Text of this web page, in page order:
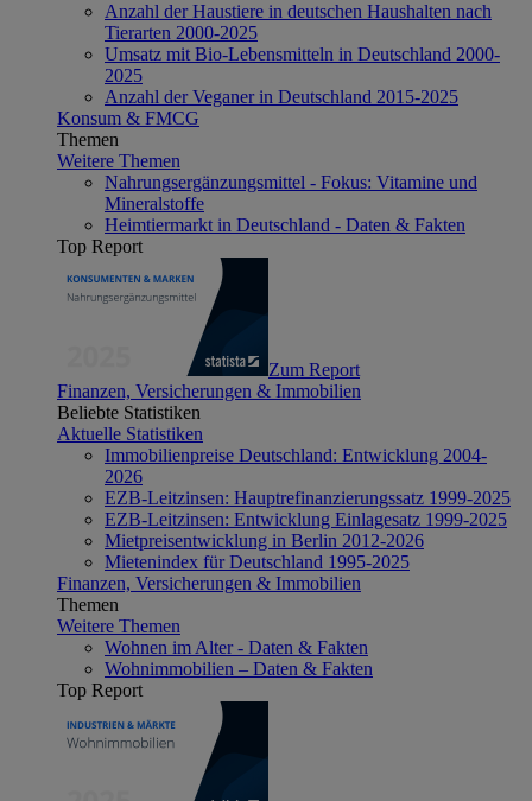
Anzahl der Haustiere in deutschen Haushalten nach
Tierarten 2000-2025
Umsatz mit Bio-Lebensmitteln in Deutschland 2000-
2025
Anzahl der Veganer in Deutschland 2015-2025
Konsum & FMCG
Themen
Weitere Themen
Nahrungsergänzungsmittel - Fokus: Vitamine und
Mineralstoffe
Heimtiermarkt in Deutschland - Daten & Fakten
Top Report
Zum Report
Finanzen, Versicherungen & Immobilien
Beliebte Statistiken
Aktuelle Statistiken
Immobilienpreise Deutschland: Entwicklung 2004-
2026
EZB-Leitzinsen: Hauptrefinanzierungssatz 1999-2025
EZB-Leitzinsen: Entwicklung Einlagesatz 1999-2025
Mietpreisentwicklung in Berlin 2012-2026
Mietenindex für Deutschland 1995-2025
Finanzen, Versicherungen & Immobilien
Themen
Weitere Themen
Wohnen im Alter - Daten & Fakten
Wohnimmobilien – Daten & Fakten
Top Report